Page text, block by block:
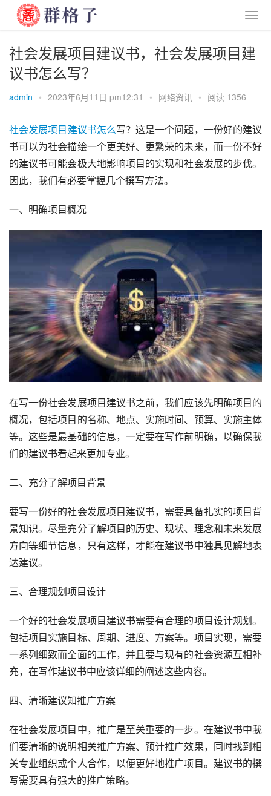
社会发展项目建议书，社会发展项目建
议书怎么写？
admin • 2023年6月11日 pm12:31 • 网络资讯 • 阅读 1356
社会发展项目建议书怎么写？这是一个问题，一份好的建议
书可以为社会描绘一个更美好、更繁荣的未来，而一份不好
的建议书可能会极大地影响项目的实现和社会发展的步伐。
因此，我们有必要掌握几个撰写方法。
一、明确项目概况
在写一份社会发展项目建议书之前，我们应该先明确项目的
概况，包括项目的名称、地点、实施时间、预算、实施主体
等。这些是最基础的信息，一定要在写作前明确，以确保我
们的建议书看起来更加专业。
二、充分了解项目背景
要写一份好的社会发展项目建议书，需要具备扎实的项目背
景知识。尽量充分了解项目的历史、现状、理念和未来发展
方向等细节信息，只有这样，才能在建议书中独具见解地表
达建议。
三、合理规划项目设计
一个好的社会发展项目建议书需要有合理的项目设计规划。
包括项目实施目标、周期、进度、方案等。项目实现，需要
一系列细致而全面的工作，并且要与现有的社会资源互相补
充，在写作建议书中应该详细的阐述这些内容。
四、清晰建议知推广方案
在社会发展项目中，推广是至关重要的一步。在建议书中我
们要清晰的说明相关推广方案、预计推广效果，同时找到相
关专业组织或个人合作，以便更好地推广项目。建议书的撰
写需要具有强大的推广策略。